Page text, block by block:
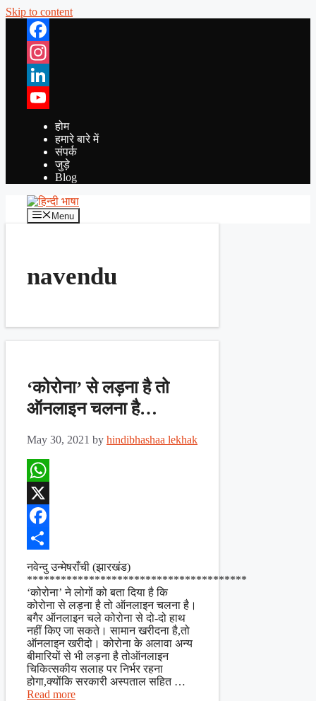
Skip to content
Facebook
Instagram
LinkedIn
YouTube
होम
हमारे बारे में
संपर्क
जुड़े
Blog
Menu
navendu
‘कोरोना’ से लड़ना है तो
ऑनलाइन चलना है…
May 30, 2021 by hindibhashaa lekhak
WhatsApp
X
Facebook
Share
नवेन्दु उन्मेषराँची (झारखंड)
***************************************
‘कोरोना’ ने लोगों को बता दिया है कि
कोरोना से लड़ना है तो ऑनलाइन चलना है।
बगैर ऑनलाइन चले कोरोना से दो-दो हाथ
नहीं किए जा सकते। सामान खरीदना है,तो
ऑनलाइन खरीदो। कोरोना के अलावा अन्य
बीमारियों से भी लड़ना है तोऑनलाइन
चिकित्सकीय सलाह पर निर्भर रहना
होगा,क्योंकि सरकारी अस्पताल सहित …
Read more